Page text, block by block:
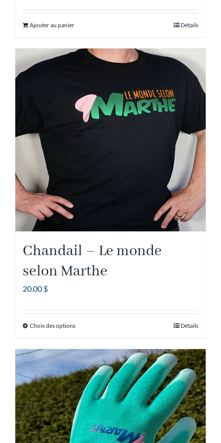
Ajouter au panier Détails
Chandail – Le monde
selon Marthe
20.00 $
Choix des optionsCe
plusieurs
variations.
Les
options
peuvent
être
Détails